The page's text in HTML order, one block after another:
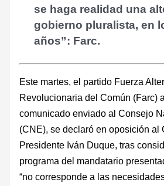
se haga realidad una
gobierno pluralista, en
años”: Farc.
Este martes, el partido Fuerza
Revolucionaria del Común (Farc)
comunicado enviado al Consejo
(CNE), se declaró en oposición al
Presidente Iván Duque, tras
programa del mandatario
“no corresponde a las